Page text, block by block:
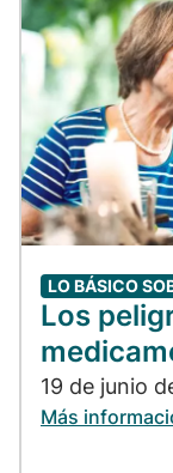
LO BÁSICO
Los
19 de junio
Más